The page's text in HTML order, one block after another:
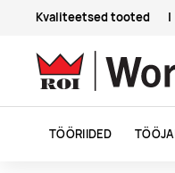
Kvaliteetsed tooted |
TÖÖRIIDED